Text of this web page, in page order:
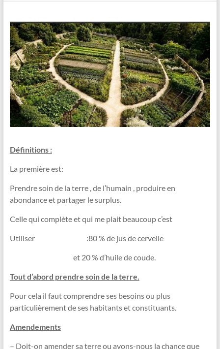
la
Vallée
de
la
Sambre
Le
ses
!
Définitions :
La première est:
Prendre soin de la terre , de l’humain , produire en
abondance et partager le surplus.
Celle qui complète et qui me plait beaucoup c’est
Utiliser :80 % de jus de cervelle
et 20 % d’huile de coude.
Tout d’abord prendre soin de la terre.
Pour cela il faut comprendre ses besoins ou plus
particulièrement de ses habitants et constituants.
Amendements
– Doit-on amender sa terre ou avons-nous la chance que